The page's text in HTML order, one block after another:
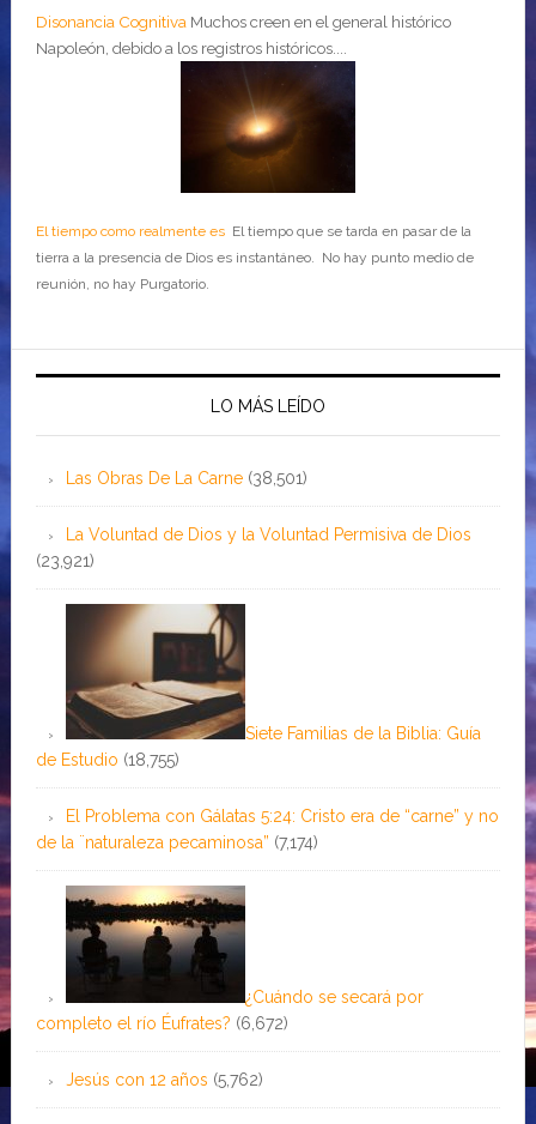
Disonancia Cognitiva Muchos creen en el general histórico
Napoleón, debido a los registros históricos....
El tiempo como realmente esEl tiempo que se tarda en pasar de la
tierra a la presencia de Dios es instantáneo. No hay punto medio de
reunión, no hay Purgatorio.
LO MÁS LEÍDO
Las Obras De La Carne (38,501)
La Voluntad de Dios y la Voluntad Permisiva de Dios
(23,921)
Siete Familias de la Biblia: Guía
de Estudio (18,755)
El Problema con Gálatas 5:24: Cristo era de “carne” y no
de la ¨naturaleza pecaminosa” (7,174)
¿Cuándo se secará por
completo el río Éufrates? (6,672)
Jesús con 12 años (5,762)